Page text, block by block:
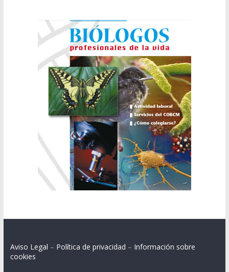
Aviso Legal – Política de privacidad – Información sobre
cookies